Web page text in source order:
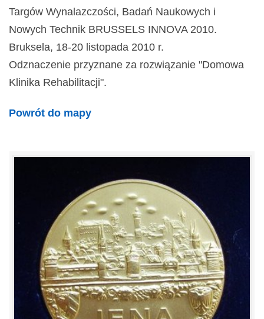
Targów Wynalazczości, Badań Naukowych i
Nowych Technik BRUSSELS INNOVA 2010.
Bruksela, 18-20 listopada 2010 r.
Odznaczenie przyznane za rozwiązanie "Domowa
Klinika Rehabilitacji".
Powrót do mapy